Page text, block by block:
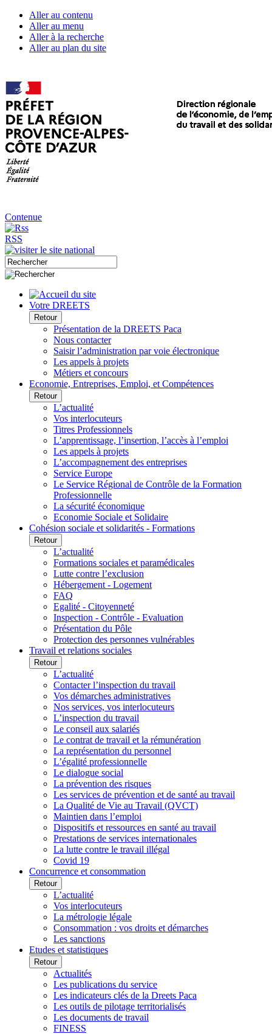
Aller au contenu
Aller au menu
Aller à la recherche
Aller au plan du site
Contenue
RSS
Votre DREETS
Retour
Présentation de la DREETS Paca
Nous contacter
Saisir l’administration par voie électronique
Les appels à projets
Métiers et concours
Economie, Entreprises, Emploi, et Compétences
Retour
L’actualité
Vos interlocuteurs
Titres Professionnels
L’apprentissage, l’insertion, l’accès à l’emploi
Les appels à projets
L’accompagnement des entreprises
Service Europe
Le Service Régional de Contrôle de la Formation
Professionnelle
La sécurité économique
Economie Sociale et Solidaire
Cohésion sociale et solidarités - Formations
Retour
L’actualité
Formations sociales et paramédicales
Lutte contre l’exclusion
Hébergement - Logement
FAQ
Egalité - Citoyenneté
Inspection - Contrôle - Evaluation
Présentation du Pôle
Protection des personnes vulnérables
Travail et relations sociales
Retour
L’actualité
Contacter l’inspection du travail
Vos démarches administratives
Nos services, vos interlocuteurs
L’inspection du travail
Le conseil aux salariés
Le contrat de travail et la rémunération
La représentation du personnel
L’égalité professionnelle
Le dialogue social
La prévention des risques
Les services de prévention et de santé au travail
La Qualité de Vie au Travail (QVCT)
Maintien dans l’emploi
Dispositifs et ressources en santé au travail
Prestations de services internationales
La lutte contre le travail illégal
Covid 19
Concurrence et consommation
Retour
L’actualité
Vos interlocuteurs
La métrologie légale
Consommation : vos droits et démarches
Les sanctions
Etudes et statistiques
Retour
Actualités
Les publications du service
Les indicateurs clés de la Dreets Paca
Les outils de pilotage territorialisés
Les documents de travail
FINESS